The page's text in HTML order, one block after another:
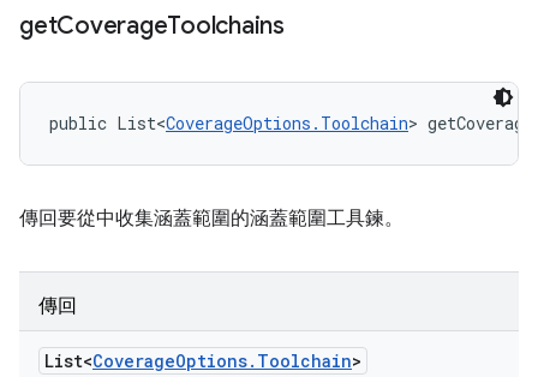
getCoverageToolchains
public List<CoverageOptions.Toolchain>
傳回要從中收集涵蓋範圍的涵蓋範圍工具鍊。
傳回
List<CoverageOptions. Toolchain>